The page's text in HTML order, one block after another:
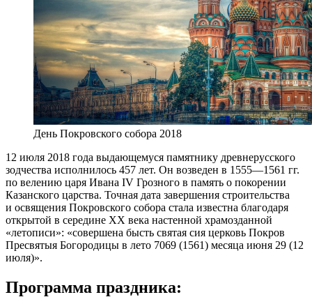
День Покровского собора 2018
12 июля 2018 года выдающемуся памятнику древнерусского
зодчества исполнилось 457 лет. Он возведен в 1555—1561 гг.
по велению царя Ивана IV Грозного в память о покорении
Казанского царства. Точная дата завершения строительства
и освящения Покровского собора стала известна благодаря
открытой в середине XX века настенной храмозданной
«летописи»: «совершена бысть святая сия церковь Покров
Пресвятыя Богородицы в лето 7069 (1561) месяца июня 29 (12
июля)».
Программа праздника: